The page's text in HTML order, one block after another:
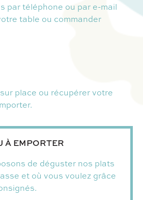
par téléphone ou par e-mail
table ou commander
place ou récupérer votre
À EMPORTER
de déguster nos plats
et où vous voulez grâce